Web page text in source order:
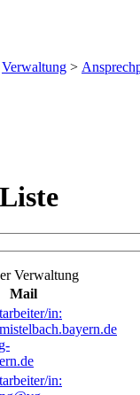
Verwaltung >
Verwaltung
Mail